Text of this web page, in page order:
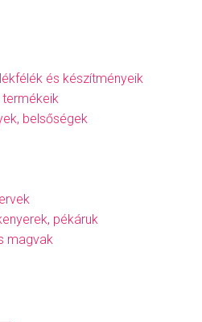
és készítményeik
termékeik
belsőségek
pékáruk
magvak